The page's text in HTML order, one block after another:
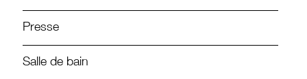
Presse
Salle de bain